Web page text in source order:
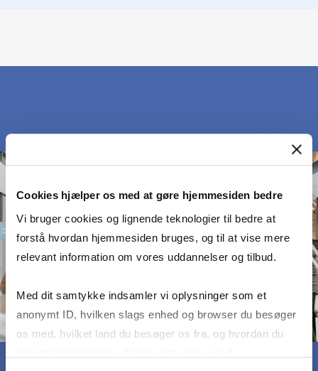
Cookies hjælper os med at gøre hjemmesiden bedre
Vi bruger cookies og lignende teknologier til bedre at
forstå hvordan hjemmesiden bruges, og til at vise mere
relevant information om vores uddannelser og tilbud.
Med dit samtykke indsamler vi oplysninger som et
anonymt ID, hvilken slags enhed og browser du besøger
os med, hvilket land du besøger os fra, og hvordan du